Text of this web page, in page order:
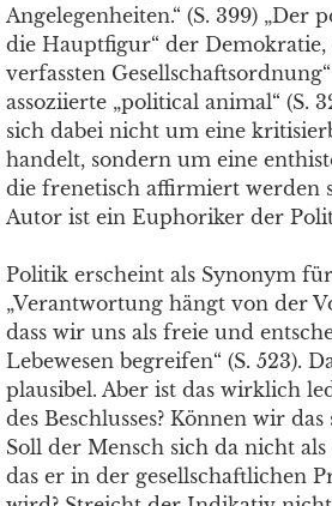
Angelegenheiten.“ (S. 399) „Der
die Hauptfigur“ der Demokratie,
verfassten
assoziierte „political animal“ (S.
sich dabei nicht um eine
handelt, sondern um eine
die frenetisch affirmiert werden
Autor ist ein Euphoriker der
Politik erscheint als Synonym
„Verantwortung hängt von der
dass wir uns als freie und
Lebewesen begreifen“ (S. 523).
plausibel. Aber ist das wirklich
des Beschlusses? Können wir
Soll der Mensch sich da nicht als
das er in der gesellschaftlichen